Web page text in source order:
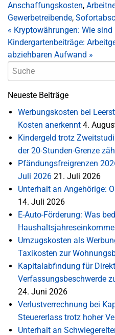
Anschaffungskosten,
Gewerbetreibende,
« Kryptowährungen: Wie sind
Kindergartenbeiträge:
abziehbaren Aufwand »
Neueste Beiträge
Werbungskosten bei
Kosten anerkennt 4.
Kindergeld trotz
der 20-Stunden-Grenze
Pfändungsfreigrenzen
Juli 2026 21. Juli 2026
Unterhalt an Angehörige:
14. Juli 2026
E-Auto-Förderung: Was
Umzugskosten als
Taxikosten zur
Kapitalabfindung für
Verfassungsbeschwerde
24. Juni 2026
Verlustverrechnung bei
Steuererlass trotz hoher
Unterhalt an